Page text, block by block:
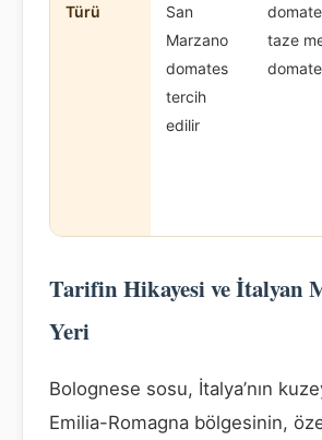
Türü
San
Marzano
domates
tercih
edilir
taze
Tarifin Hikayesi ve İtalyan
Yeri
Bolognese sosu, İtalya’nın
Emilia-Romagna bölgesinin,